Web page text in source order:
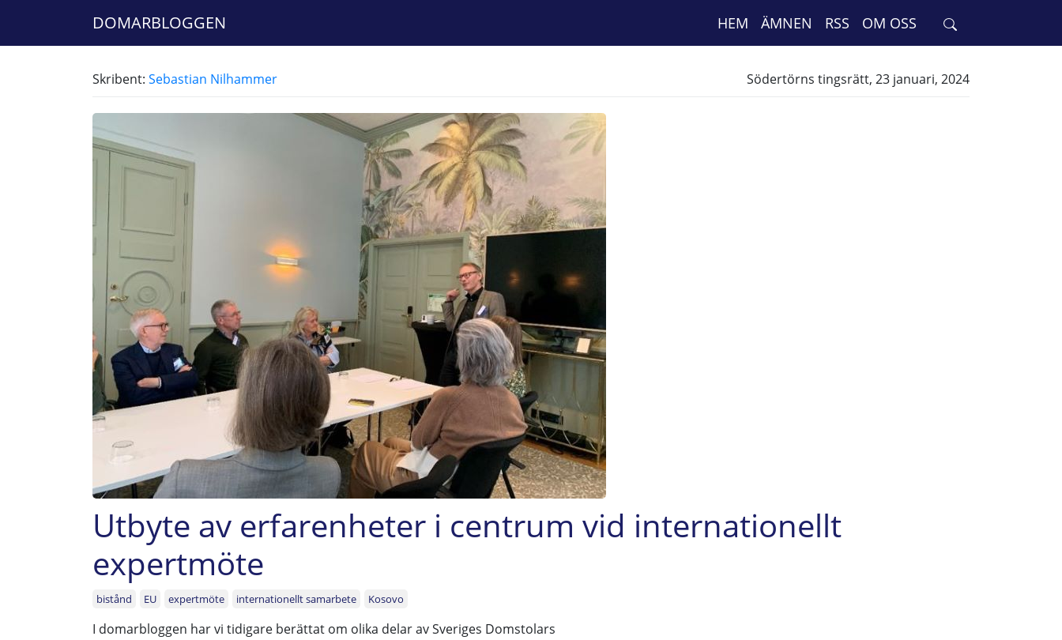
DOMARBLOGGEN HEM ÄMNEN RSS OM OSS
Skribent: Sebastian Nilhammer Södertörns tingsrätt, 23 januari, 2024
Utbyte av erfarenheter i centrum vid internationellt
expertmöte
bistånd EU expertmöte internationellt samarbete Kosovo
I domarbloggen har vi tidigare berättat om olika delar av Sveriges Domstolars